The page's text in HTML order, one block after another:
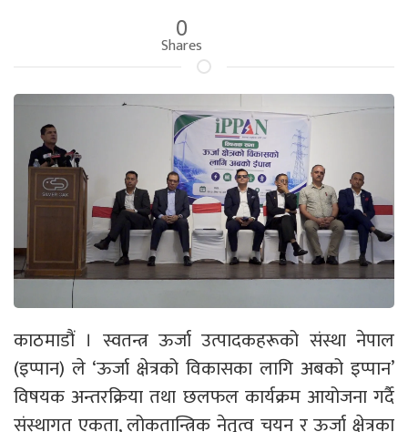
0
Shares
काठमाडौं । स्वतन्त्र ऊर्जा उत्पादकहरूको संस्था नेपाल
(इप्पान) ले ‘ऊर्जा क्षेत्रको विकासका लागि अबको इप्पान’
विषयक अन्तरक्रिया तथा छलफल कार्यक्रम आयोजना गर्दै
संस्थागत एकता, लोकतान्त्रिक नेतृत्व चयन र ऊर्जा क्षेत्रका